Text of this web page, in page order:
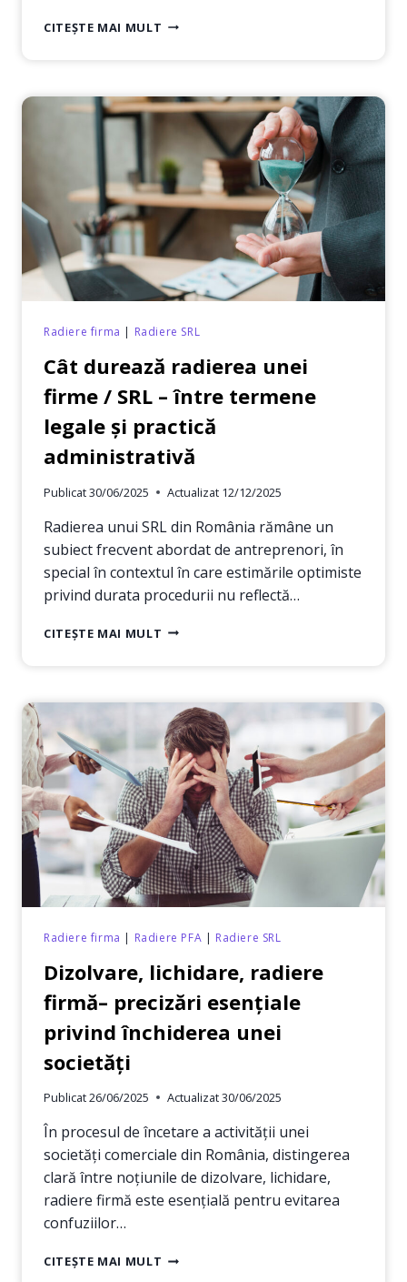
CITEȘTE MAI MULT SUSPENDARE
–
DIFERENȚELE
ESENȚIALE
Radiere firma | Radiere SRL
Cât durează radierea unei
firme / SRL – între termene
legale şi practică
administrativă
Publicat30/06/2025 Actualizat 12/12/2025
Radierea unui SRL din România rămâne un
subiect frecvent abordat de antreprenori, în
special în contextul în care estimările optimiste
privind durata procedurii nu reflectă…
CITEȘTE MAI MULT CÂT
FIRME
SRL
–
ÎNTRE
TERMENE
LEGALE
ŞI
PRACTICĂ
ADMINISTRATIVĂ
Radiere firma | Radiere PFA | Radiere SRL
Dizolvare, lichidare, radiere
firmă– precizări esențiale
privind închiderea unei
societăți
Publicat26/06/2025 Actualizat30/06/2025
În procesul de încetare a activităţii unei
societăţi comerciale din România, distingerea
clară între noţiunile de dizolvare, lichidare,
radiere firmă este esenţială pentru evitarea
confuziilor…
CITEȘTE MAI MULT DIZOLVARE,